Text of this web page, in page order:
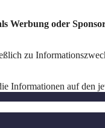
Werbung oder
zu
Informationen auf den